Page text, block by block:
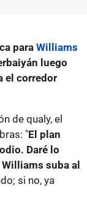
paraWilliams
luego
el corredor
de qualy, el
"El plan
Daré lo
suba al
si no, ya